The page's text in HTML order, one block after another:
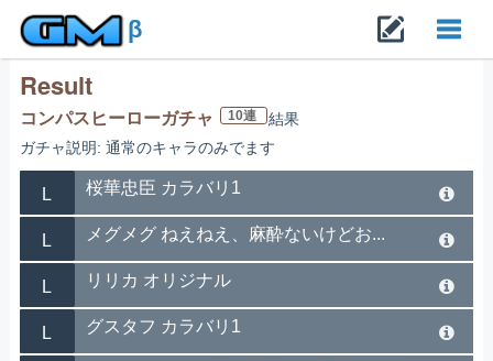
β
Result
コンパスヒーローガチャ 10連
結果
ガチャ説明: 通常のキャラのみでます
L 桜華忠臣 カラバリ1
L メグメグ ねえねえ、麻酔ないけどお...
L リリカ オリジナル
L グスタフ カラバリ1